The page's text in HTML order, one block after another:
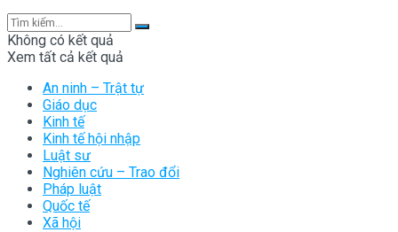
Không có kết quả
Xem tất cả kết quả
An ninh – Trật tự
Giáo dục
Kinh tế
Kinh tế hội nhập
Luật sư
Nghiên cứu – Trao đổi
Pháp luật
Quốc tế
Xã hội